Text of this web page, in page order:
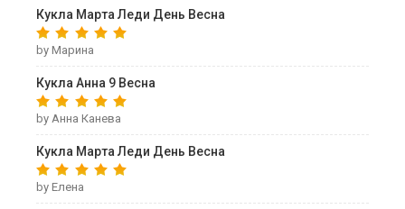
Кукла Марта Леди День Весна
by Марина
Кукла Анна 9 Весна
by Анна Канева
Кукла Марта Леди День Весна
by Елена